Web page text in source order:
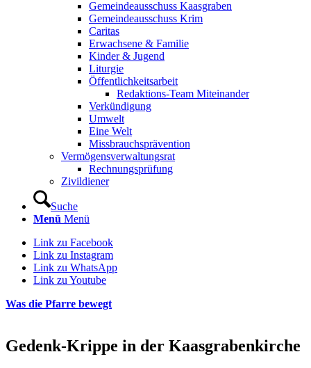
Gemeindeausschuss Kaasgraben
Gemeindeausschuss Krim
Caritas
Erwachsene & Familie
Kinder & Jugend
Liturgie
Öffentlichkeitsarbeit
Redaktions-Team Miteinander
Verkündigung
Umwelt
Eine Welt
Missbrauchsprävention
Vermögensverwaltungsrat
Rechnungsprüfung
Zivildiener
Suche
Menü Menü
Link zu Facebook
Link zu Instagram
Link zu WhatsApp
Link zu Youtube
Was die Pfarre bewegt
Gedenk-Krippe in der Kaasgrabenkirche